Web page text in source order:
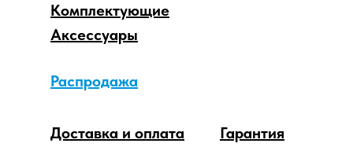
Аксессуары
Распродажа
Комплектующие
Доставка и оплата
Гарантия